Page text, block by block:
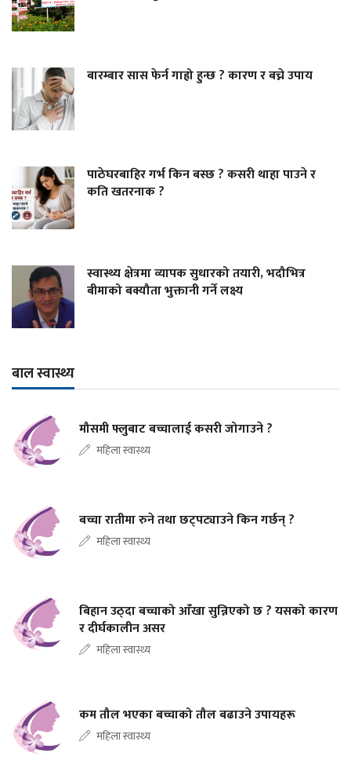
बारम्बार सास फेर्न गाह्रो हुन्छ ? कारण र बच्ने उपाय
पाठेघरबाहिर गर्भ किन बस्छ ? कसरी थाहा पाउने र
कति खतरनाक ?
स्वास्थ्य क्षेत्रमा व्यापक सुधारको तयारी, भदौभित्र
बीमाको बक्यौता भुक्तानी गर्ने लक्ष्य
बाल स्वास्थ्य
मौसमी फ्लुबाट बच्चालाई कसरी जोगाउने ?
महिला स्वास्थ्य
बच्चा रातीमा रुने तथा छट्पट्याउने किन गर्छन् ?
महिला स्वास्थ्य
बिहान उठ्दा बच्चाको आँखा सुन्निएको छ ? यसको कारण
र दीर्घकालीन असर
महिला स्वास्थ्य
कम तौल भएका बच्चाको तौल बढाउने उपायहरू
महिला स्वास्थ्य